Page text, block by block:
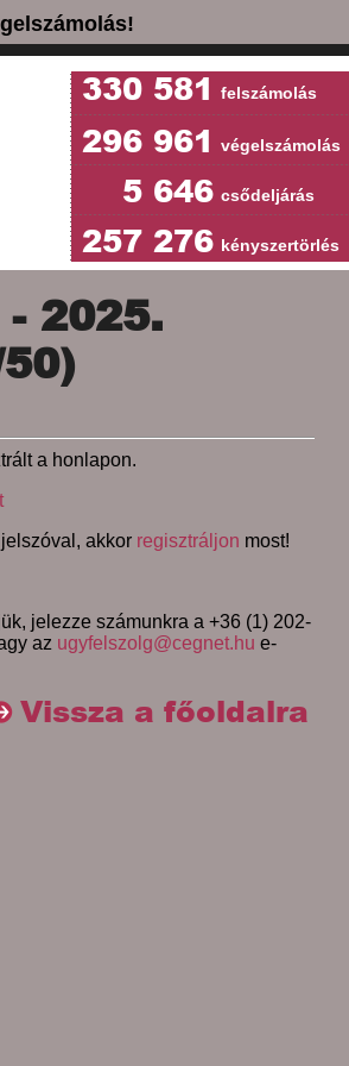
330 581 felszámolás
296 961 végelszámolás
5 646 csődeljárás
257 276 kényszertörlés
- 2025.
a honlapon.
akkor regisztráljon most!
jelezze számunkra a +36 (1) 202-
az ugyfelszolg@cegnet.hu e-
Vissza a főoldalra